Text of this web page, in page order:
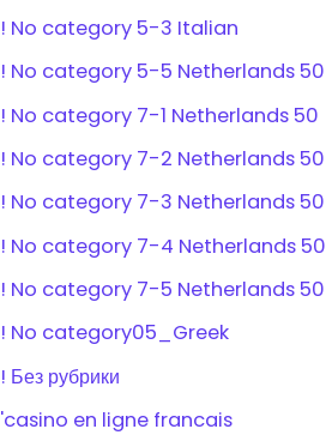
! No category 5-3 Italian
! No category 5-5 Netherlands 50
! No category 7-1 Netherlands 50
! No category 7-2 Netherlands 50
! No category 7-3 Netherlands 50
! No category 7-4 Netherlands 50
! No category 7-5 Netherlands 50
! No category05_Greek
! Без рубрики
'casino en ligne francais